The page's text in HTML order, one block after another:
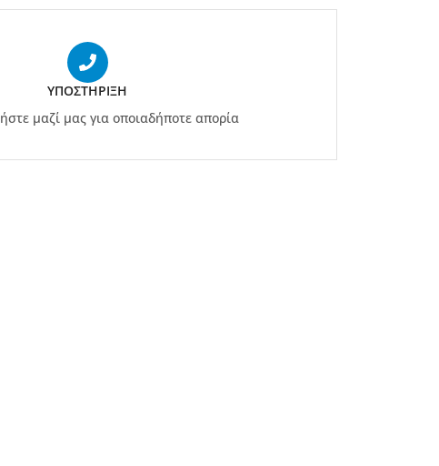
ΥΠΟΣΤΉΡΙΞΗ
μαζί μας για οποιαδήποτε απορία